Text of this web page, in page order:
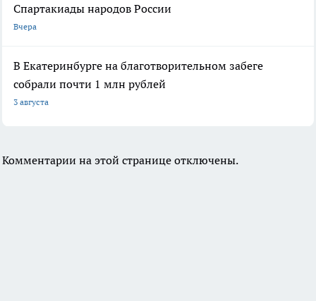
Спартакиады народов России
Вчера
В Екатеринбурге на благотворительном забеге
собрали почти 1 млн рублей
3 августа
Комментарии на этой странице отключены.